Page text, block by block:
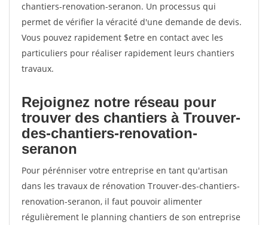
chantiers-renovation-seranon. Un processus qui
permet de vérifier la véracité d'une demande de devis.
Vous pouvez rapidement $etre en contact avec les
particuliers pour réaliser rapidement leurs chantiers
travaux.
Rejoignez notre réseau pour
trouver des chantiers à Trouver-
des-chantiers-renovation-
seranon
Pour pérénniser votre entreprise en tant qu'artisan
dans les travaux de rénovation Trouver-des-chantiers-
renovation-seranon, il faut pouvoir alimenter
régulièrement le planning chantiers de son entreprise